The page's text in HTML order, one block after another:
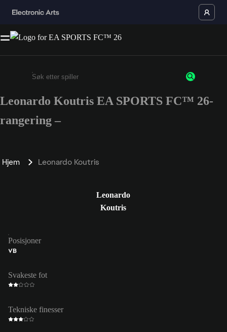
Enter a minimum of 3 characters or numbers
Leonardo Koutris EA SPORTS FC™ 26-
rangering –
Hjem Leonardo Koutris
Leonardo
Koutris
Posisjoner
VB
Svakeste fot
Tekniske finesser